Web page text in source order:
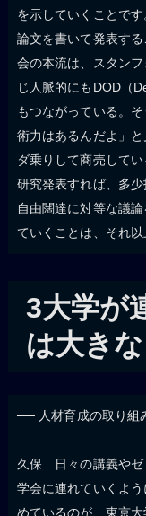
を示していくことで
論文を書いて発表す
会の本流は、スタン
じ人脈的にもDOD（
もつながっている。
術力はあるんだよ」
ダ乗りして商売して
研究発表すれば、多
自由闊達に対等な議
ていくことは、それ以
3大学が
は大き
── 人材育成の取り組
久保 日々の講義やゼ
学会に連れていくよ
めているのが、東京